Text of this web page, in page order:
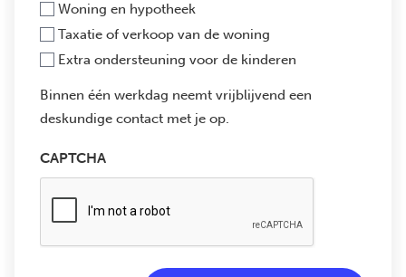
Woning en hypotheek
Taxatie of verkoop van de woning
Extra ondersteuning voor de kinderen
Binnen één werkdag neemt vrijblijvend een
deskundige contact met je op.
CAPTCHA